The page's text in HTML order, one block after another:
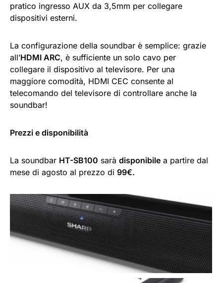
pratico ingresso AUX da 3,5mm per collegare
dispositivi esterni.
La configurazione della soundbar è semplice: grazie
all’HDMI ARC, è sufficiente un solo cavo per
collegare il dispositivo al televisore. Per una
maggiore comodità, HDMI CEC consente al
telecomando del televisore di controllare anche la
soundbar!
Prezzi e disponibilità
La soundbar HT-SB100 sarà disponibile a partire dal
mese di agosto al prezzo di 99€.